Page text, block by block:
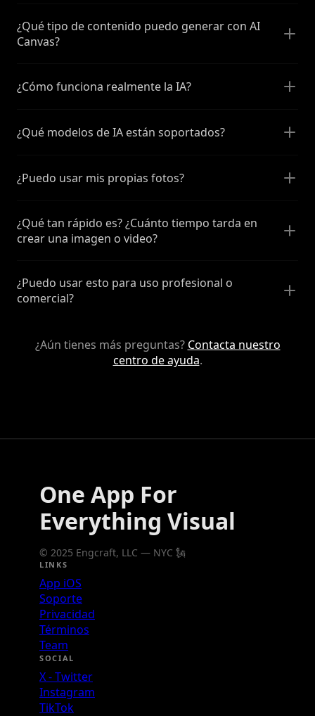
¿Qué tipo de contenido puedo generar con AI
Canvas?
¿Cómo funciona realmente la IA?
¿Qué modelos de IA están soportados?
¿Puedo usar mis propias fotos?
¿Qué tan rápido es? ¿Cuánto tiempo tarda en
crear una imagen o video?
¿Puedo usar esto para uso profesional o
comercial?
¿Aún tienes más preguntas? Contacta nuestro
centro de ayuda.
One App For
Everything Visual
© 2025 Engcraft, LLC — NYC 🗽
LINKS
App iOS
Soporte
Privacidad
Términos
Team
SOCIAL
X - Twitter
Instagram
TikTok